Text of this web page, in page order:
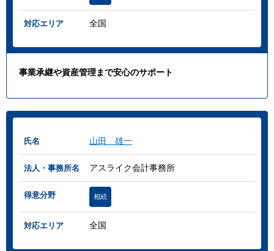
対応エリア 全国
事業承継や資産管理まで安心のサポート
氏名 山田 雄一
法人・事務所名 アスライク会計事務所
得意分野 相続
対応エリア 全国